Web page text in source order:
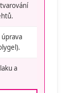
úprava
a